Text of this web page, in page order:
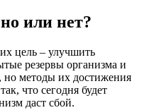
или нет?
цель – улучшить
резервы организма и
но методы их достижения
что сегодня будет
даст сбой.